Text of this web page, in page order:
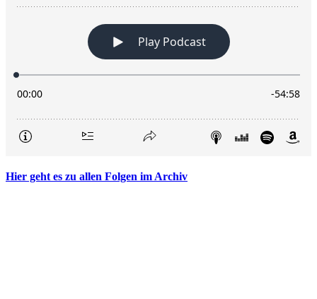
Hier geht es zu allen Folgen im Archiv